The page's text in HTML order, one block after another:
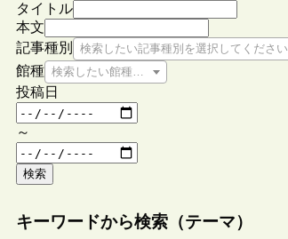
タイトル
本文
記事種別
検索したい記事種別を選択してください
館種 検索したい館種を選択してください
投稿日
～
検索
キーワードから検索（テーマ）